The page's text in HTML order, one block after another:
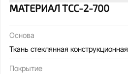
МАТЕРИАЛ ТСС-2-700
Основа
Ткань стеклянная конструкционная
Покрытие